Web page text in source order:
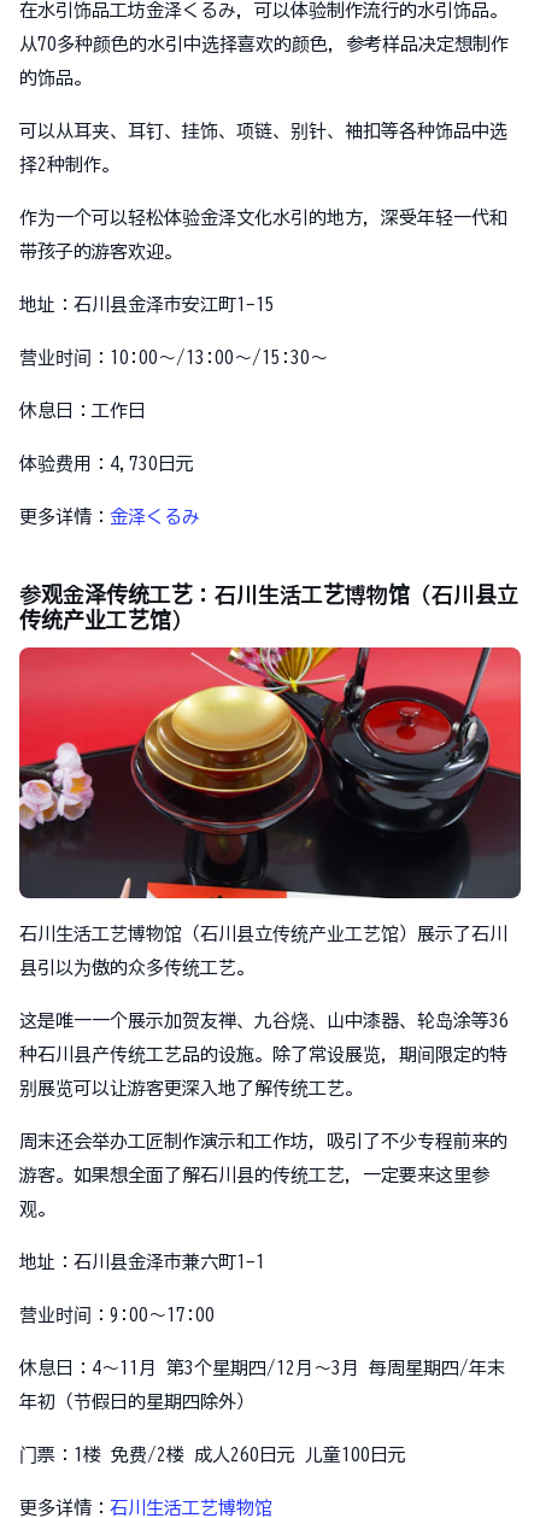
在水引饰品工坊金泽くるみ，可以体验制作流行的水引饰品。
从70多种颜色的水引中选择喜欢的颜色，参考样品决定想制作
的饰品。
可以从耳夹、耳钉、挂饰、项链、别针、袖扣等各种饰品中选
择2种制作。
作为一个可以轻松体验金泽文化水引的地方，深受年轻一代和
带孩子的游客欢迎。
地址：石川县金泽市安江町1-15
营业时间：10:00～/13:00～/15:30～
休息日：工作日
体验费用：4,730日元
更多详情： 金泽くるみ
参观金泽传统工艺：石川生活工艺博物馆（石川县立
传统产业工艺馆）
石川生活工艺博物馆（石川县立传统产业工艺馆）展示了石川
县引以为傲的众多传统工艺。
这是唯一一个展示加贺友禅、九谷烧、山中漆器、轮岛涂等36
种石川县产传统工艺品的设施。除了常设展览，期间限定的特
别展览可以让游客更深入地了解传统工艺。
周末还会举办工匠制作演示和工作坊，吸引了不少专程前来的
游客。如果想全面了解石川县的传统工艺，一定要来这里参
观。
地址：石川县金泽市兼六町1-1
营业时间：9:00～17:00
休息日：4～11月 第3个星期四/12月～3月 每周星期四/年末
年初（节假日的星期四除外）
门票：1楼 免费/2楼 成人260日元 儿童100日元
更多详情： 石川生活工艺博物馆